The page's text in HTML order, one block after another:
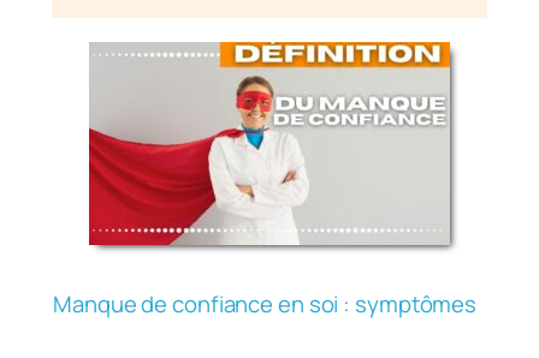
Manque de confiance en soi : symptômes